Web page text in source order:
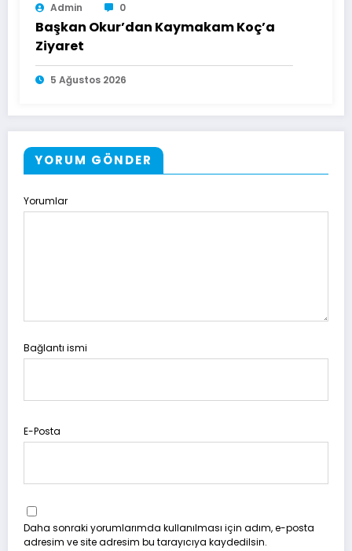
Admin 0
Başkan Okur’dan Kaymakam Koç’a
Ziyaret
5 Ağustos 2026
YORUM GÖNDER
Yorumlar
Bağlantı ismi
E-Posta
Daha sonraki yorumlarımda kullanılması için adım, e-posta
adresim ve site adresim bu tarayıcıya kaydedilsin.